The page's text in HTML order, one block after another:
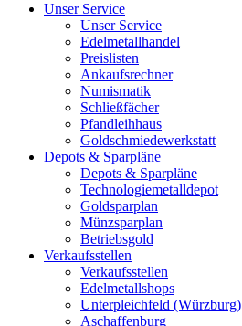
Unser Service
Unser Service
Edelmetallhandel
Preislisten
Ankaufsrechner
Numismatik
Schließfächer
Pfandleihhaus
Goldschmiedewerkstatt
Depots & Sparpläne
Depots & Sparpläne
Technologiemetalldepot
Goldsparplan
Münzsparplan
Betriebsgold
Verkaufsstellen
Verkaufsstellen
Edelmetallshops
Unterpleichfeld (Würzburg)
Aschaffenburg